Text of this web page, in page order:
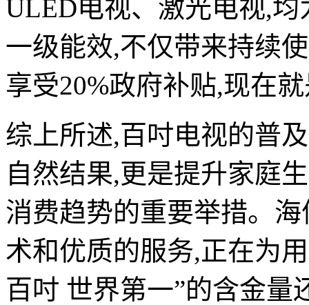
ULED电视、激光电视,
一级能效,不仅带来持续
享受20%政府补贴,现在
综上所述,百吋电视的普
自然结果,更是提升家庭
消费趋势的重要举措。
术和优质的服务,正在为
百吋 世界第一”的含金量